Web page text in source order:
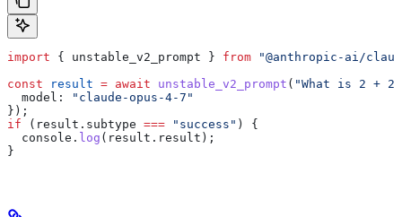
import { unstable_v2_prompt } from "@anthropic-ai/
const result = await unstable_v2_prompt ( "What is 2 +
  model:
"claude-opus-4-7"
});
if ( result . subtype === "success" ) {
  console
. log ( result . result );
}